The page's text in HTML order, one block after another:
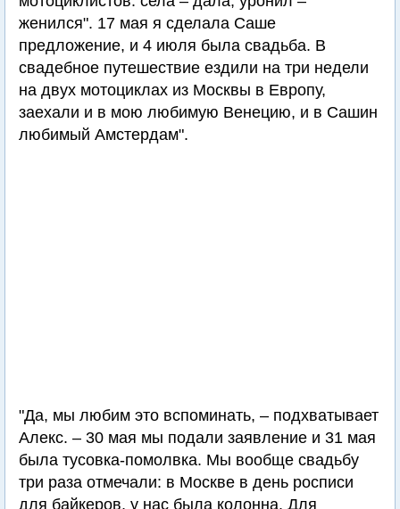
женился". 17 мая я сделала Саше
предложение, и 4 июля была свадьба. В
свадебное путешествие ездили на три недели
на двух мотоциклах из Москвы в Европу,
заехали и в мою любимую Венецию, и в Сашин
любимый Амстердам".
"Да, мы любим это вспоминать, – подхватывает
Алекс. – 30 мая мы подали заявление и 31 мая
была тусовка-помолвка. Мы вообще свадьбу
три раза отмечали: в Москве в день росписи
для байкеров, у нас была колонна. Для